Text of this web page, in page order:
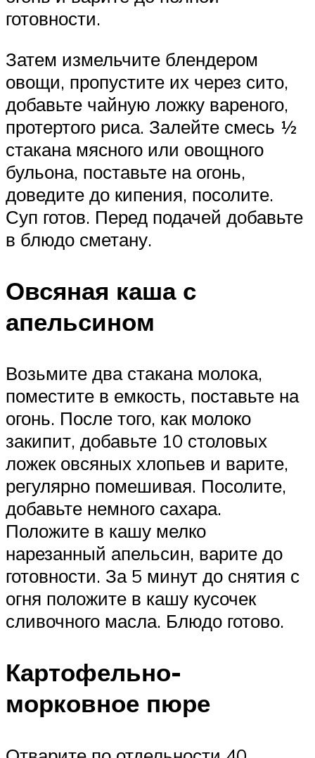
готовности.
Затем измельчите блендером
овощи, пропустите их через сито,
добавьте чайную ложку вареного,
протертого риса. Залейте смесь ½
стакана мясного или овощного
бульона, поставьте на огонь,
доведите до кипения, посолите.
Суп готов. Перед подачей добавьте
в блюдо сметану.
Овсяная каша с
апельсином
Возьмите два стакана молока,
поместите в емкость, поставьте на
огонь. После того, как молоко
закипит, добавьте 10 столовых
ложек овсяных хлопьев и варите,
регулярно помешивая. Посолите,
добавьте немного сахара.
Положите в кашу мелко
нарезанный апельсин, варите до
готовности. За 5 минут до снятия с
огня положите в кашу кусочек
сливочного масла. Блюдо готово.
Картофельно-
морковное пюре